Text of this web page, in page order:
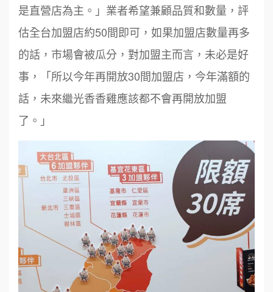
是直營店為主。」業者希望兼顧品質和數量，評
估全台加盟店約50間即可，如果加盟店數量再多
的話，市場會被瓜分，對加盟主而言，未必是好
事，「所以今年再開放30間加盟店，今年滿額的
話，未來繼光香香雞應該都不會再開放加盟
了。」